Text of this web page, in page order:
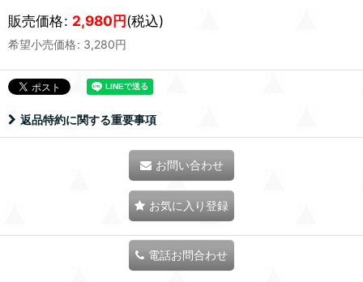
販売価格: 2,980円(税込)
希望小売価格: 3,280円
返品特約に関する重要事項
お問い合わせ
お気に入り登録
電話お問合わせ